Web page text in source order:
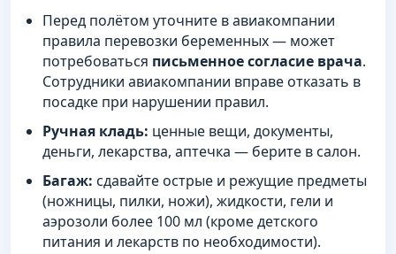
Перед полётом уточните в авиакомпании
правила перевозки беременных — может
потребоваться письменное согласие врача.
Сотрудники авиакомпании вправе отказать в
посадке при нарушении правил.
Ручная кладь: ценные вещи, документы,
деньги, лекарства, аптечка — берите в салон.
Багаж: сдавайте острые и режущие предметы
(ножницы, пилки, ножи), жидкости, гели и
аэрозоли более 100 мл (кроме детского
питания и лекарств по необходимости).